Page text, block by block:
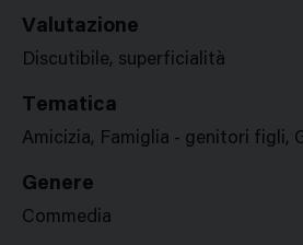
Valutazione
Discutibile, superficialità
Tematica
Amicizia, Famiglia - genitori figli,
Genere
Commedia